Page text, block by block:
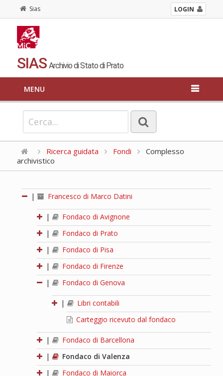
Sias LOGIN
SIAS Archivio di Stato di Prato
MENU
Ricerca guidata Fondi
Complesso
archivistico
| Francesco di Marco Datini
|
Fondaco di Avignone
|
Fondaco di Prato
|
Fondaco di Pisa
|
Fondaco di Firenze
|
Fondaco di Genova
|
Libri contabili
Carteggio ricevuto dal fondaco
|
Fondaco di Barcellona
|
Fondaco di Valenza
|
Fondaco di Maiorca